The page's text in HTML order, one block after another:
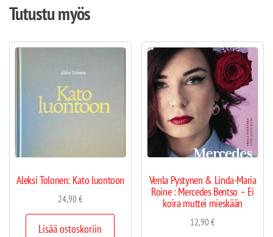
Tutustu myös
Aleksi Tolonen: Kato luontoon
24,90€
Lisää ostoskoriin
Venla Pystynen & Linda-Maria
Roine : Mercedes Bentso – Ei
koira muttei mieskään
12,90€